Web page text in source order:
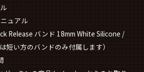
ュアル
Release バンド 18mm White Silicone /
短い方のバンドのみ付属します）